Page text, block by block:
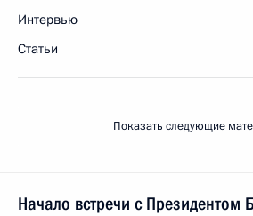
Интервью
Статьи
Показать следующие
Начало встречи с Президентом